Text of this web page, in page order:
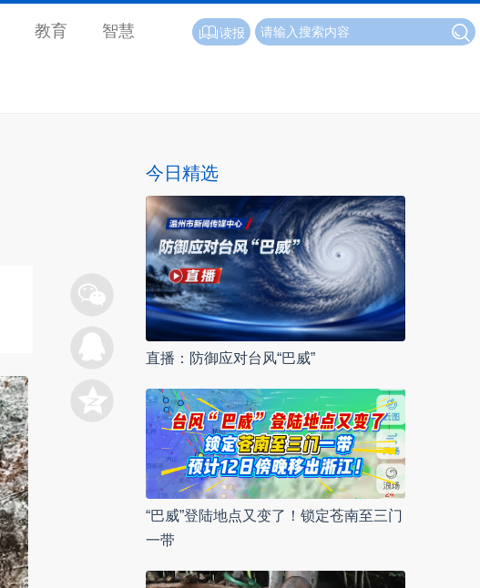
教育 智慧 读报
今日精选
直播：防御应对台风“巴威”
“巴威”登陆地点又变了！锁定苍南至三门
一带